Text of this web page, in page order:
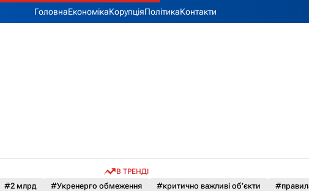
ГоловнаЕкономікаКорупціяПолітикаКонтакти
В ТРЕНДІ
#2 млрд #Укренерго обмеження #критично важливі об’єкти